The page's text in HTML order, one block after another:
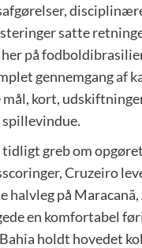
satte
på
gennemgang af
mål, kort,
spillevindue.
tidligt greb om
Cruzeiro
halvleg på
en komfortabel
holdt hovedet